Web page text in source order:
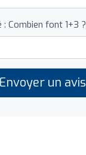
Combien font 1+3 ?
un avis